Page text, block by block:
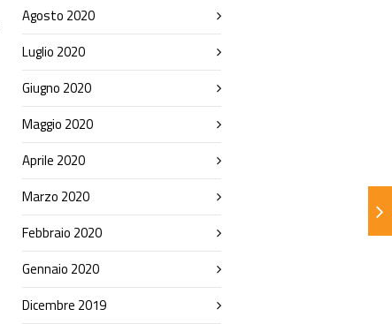
Agosto 2020
Luglio 2020
Giugno 2020
Maggio 2020
Aprile 2020
Marzo 2020
Febbraio 2020
Gennaio 2020
Dicembre 2019